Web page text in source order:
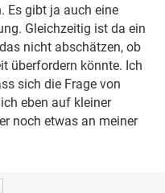
Es gibt ja auch eine
Gleichzeitig ist da ein
nicht abschätzen, ob
überfordern könnte. Ich
sich die Frage von
eben auf kleiner
noch etwas an meiner